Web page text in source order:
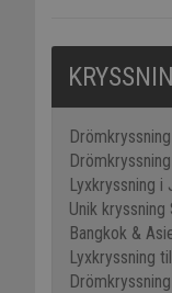
Lyxkryssning i
Unik
Bangkok &
Lyxkryssning